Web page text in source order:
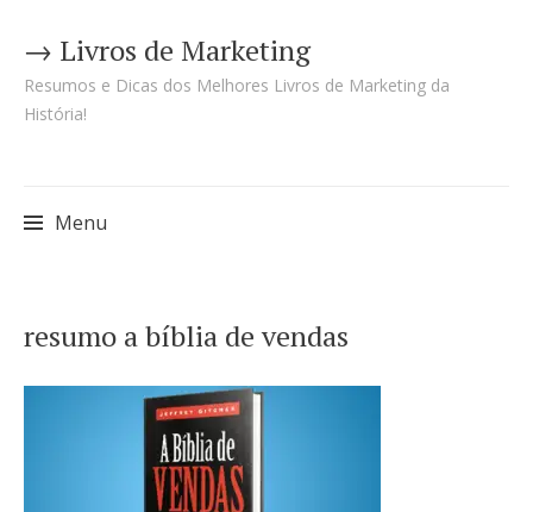
→ Livros de Marketing
Resumos e Dicas dos Melhores Livros de Marketing da
História!
Menu
para
o
resumo a bíblia de vendas